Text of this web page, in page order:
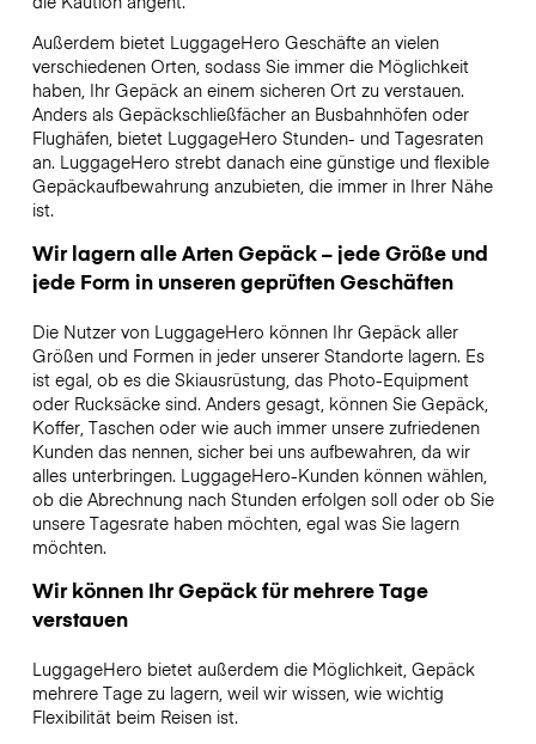
Außerdem bietet LuggageHero Geschäfte an vielen
verschiedenen Orten, sodass Sie immer die Möglichkeit
haben, Ihr Gepäck an einem sicheren Ort zu verstauen.
Anders als Gepäckschließfächer an Busbahnhöfen oder
Flughäfen, bietet LuggageHero Stunden- und Tagesraten
an. LuggageHero strebt danach eine günstige und flexible
Gepäckaufbewahrung anzubieten, die immer in Ihrer Nähe
ist.
Wir lagern alle Arten Gepäck – jede Größe und
jede Form in unseren geprüften Geschäften
Die Nutzer von LuggageHero können Ihr Gepäck aller
Größen und Formen in jeder unserer Standorte lagern. Es
ist egal, ob es die Skiausrüstung, das Photo-Equipment
oder Rucksäcke sind. Anders gesagt, können Sie Gepäck,
Koffer, Taschen oder wie auch immer unsere zufriedenen
Kunden das nennen, sicher bei uns aufbewahren, da wir
alles unterbringen. LuggageHero-Kunden können wählen,
ob die Abrechnung nach Stunden erfolgen soll oder ob Sie
unsere Tagesrate haben möchten, egal was Sie lagern
möchten.
Wir können Ihr Gepäck für mehrere Tage
verstauen
LuggageHero bietet außerdem die Möglichkeit, Gepäck
mehrere Tage zu lagern, weil wir wissen, wie wichtig
Flexibilität beim Reisen ist.